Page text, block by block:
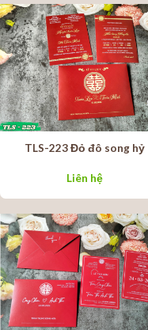
TLS-223 Đỏ đô song hỷ
Liên hệ